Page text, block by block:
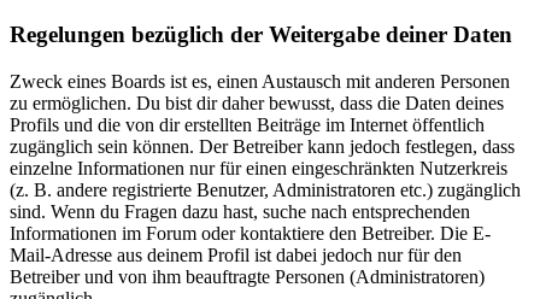
Regelungen bezüglich der Weitergabe deiner Daten
Zweck eines Boards ist es, einen Austausch mit anderen Personen
zu ermöglichen. Du bist dir daher bewusst, dass die Daten deines
Profils und die von dir erstellten Beiträge im Internet öffentlich
zugänglich sein können. Der Betreiber kann jedoch festlegen, dass
einzelne Informationen nur für einen eingeschränkten Nutzerkreis
(z. B. andere registrierte Benutzer, Administratoren etc.) zugänglich
sind. Wenn du Fragen dazu hast, suche nach entsprechenden
Informationen im Forum oder kontaktiere den Betreiber. Die E-
Mail-Adresse aus deinem Profil ist dabei jedoch nur für den
Betreiber und von ihm beauftragte Personen (Administratoren)